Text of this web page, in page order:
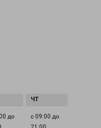
до
с 09:00 до